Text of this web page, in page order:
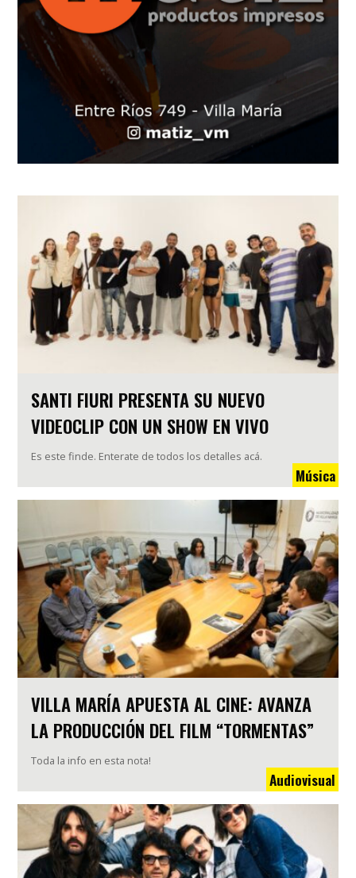
SANTI FIURI PRESENTA SU NUEVO
VIDEOCLIP CON UN SHOW EN VIVO
Es este finde. Enterate de todos los detalles acá.
Música
VILLA MARÍA APUESTA AL CINE: AVANZA
LA PRODUCCIÓN DEL FILM “TORMENTAS”
Toda la info en esta nota!
Audiovisual